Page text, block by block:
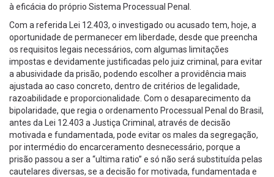
à eficácia do próprio Sistema Processual Penal.
Com a referida Lei 12.403, o investigado ou acusado tem, hoje, a
oportunidade de permanecer em liberdade, desde que preencha
os requisitos legais necessários, com algumas limitações
impostas e devidamente justificadas pelo juiz criminal, para evitar
a abusividade da prisão, podendo escolher a providência mais
ajustada ao caso concreto, dentro de critérios de legalidade,
razoabilidade e proporcionalidade. Com o desaparecimento da
bipolaridade, que regia o ordenamento Processual Penal do Brasil,
antes da Lei 12.403 a Justiça Criminal, através de decisão
motivada e fundamentada, pode evitar os males da segregação,
por intermédio do encarceramento desnecessário, porque a
prisão passou a ser a “ultima ratio” e só não será substituída pelas
cautelares diversas, se a decisão for motivada, fundamentada e